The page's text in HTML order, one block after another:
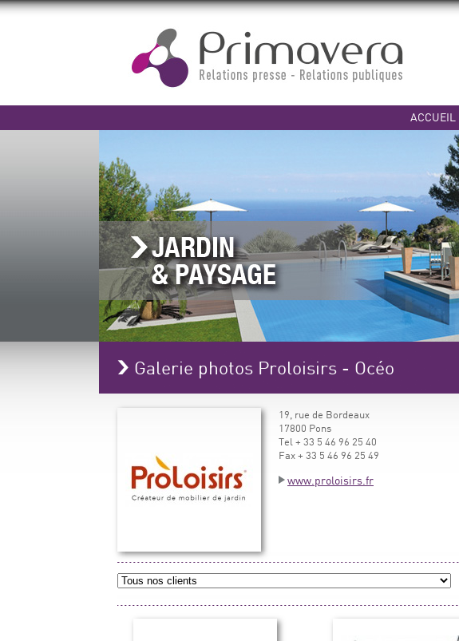
ACCUEIL
Galerie photos Proloisirs - Océo
19, rue de Bordeaux
17800 Pons
Tel + 33 5 46 96 25 40
Fax + 33 5 46 96 25 49
www.proloisirs.fr